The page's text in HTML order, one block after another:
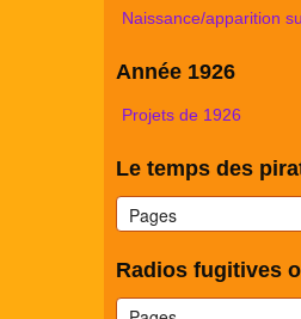
Naissance/apparition
Année 1926
Projets de 1926
Le temps des
Radios fugitives